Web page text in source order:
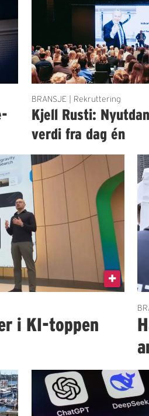
BRANSJE | Rekruttering
Kjell Rusti:
verdi fra dag én
i KI-toppen